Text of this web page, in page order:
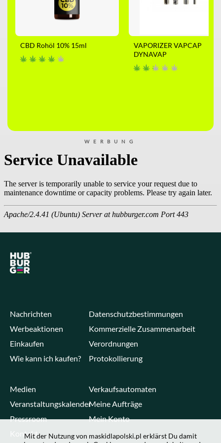
CBD Rohöl 10% 15ml
VAPORIZER VAPCAP
DYNAVAP
WERBUNG
Nachrichten
Werbeaktionen
Einkaufen
Wie kann ich kaufen?
Datenschutzbestimmungen
Kommerzielle Zusammenarbeit
Verordnungen
Protokollierung
Medien
Veranstaltungskalender
Pressroom
Kontakt
Verkaufsautomaten
Meine Aufträge
Mein Konto
Mit der Nutzung von maskidlapolski.pl erklärst Du damit